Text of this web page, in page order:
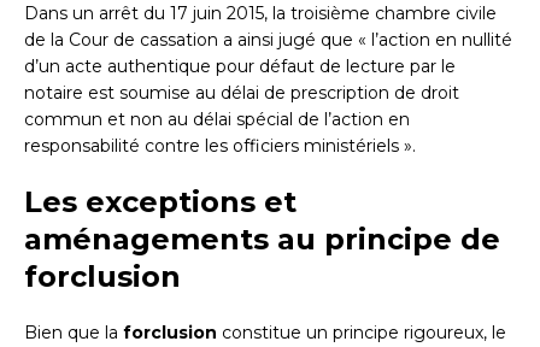
Dans un arrêt du 17 juin 2015, la troisième chambre civile
de la Cour de cassation a ainsi jugé que « l’action en nullité
d’un acte authentique pour défaut de lecture par le
notaire est soumise au délai de prescription de droit
commun et non au délai spécial de l’action en
responsabilité contre les officiers ministériels ».
Les exceptions et
aménagements au principe de
forclusion
Bien que la forclusion constitue un principe rigoureux, le